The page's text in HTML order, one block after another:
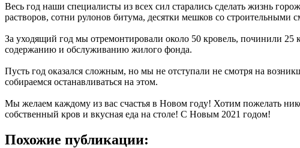
Весь год наши специалисты из всех сил старались сделать жизнь
растворов, сотни рулонов битума, десятки мешков со строительными
За уходящий год мы отремонтировали около 50 кровель, починили
содержанию и обслуживанию жилого фонда.
Пусть год оказался сложным, но мы не отступали не смотря на
собираемся останавливаться на этом.
Мы желаем каждому из вас счастья в Новом году! Хотим пожелать
собственный кров и вкусная еда на столе! С Новым 2021 годом!
Похожие публикации: